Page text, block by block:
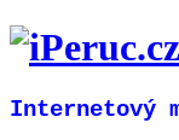
Internetový